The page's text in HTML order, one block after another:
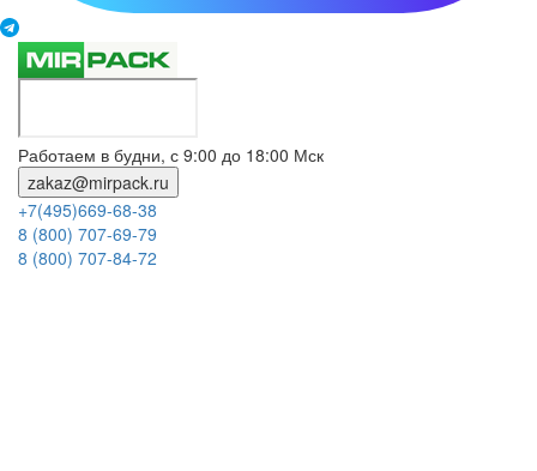
Работаем в будни, с 9:00 до 18:00 Мск
zakaz@mirpack.ru
+7(495)669-68-38
8 (800) 707-69-79
8 (800) 707-84-72